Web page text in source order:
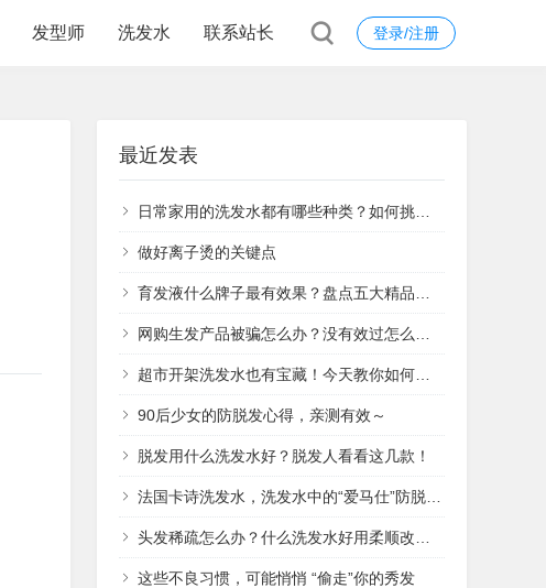
登录/注册
发型师 洗发水 联系站长
最近发表
日常家用的洗发水都有哪些种类？如何挑选正确的洗发水？
做好离子烫的关键点
育发液什么牌子最有效果？盘点五大精品品牌
网购生发产品被骗怎么办？没有效过怎么办？能退回损失？
超市开架洗发水也有宝藏！今天教你如何在开架货中寻宝
90后少女的防脱发心得，亲测有效～
脱发用什么洗发水好？脱发人看看这几款！
法国卡诗洗发水，洗发水中的“爱马仕”防脱、蓬松、滋养统统不在话下
头发稀疏怎么办？什么洗发水好用柔顺改善毛躁
这些不良习惯，可能悄悄 “偷走”你的秀发